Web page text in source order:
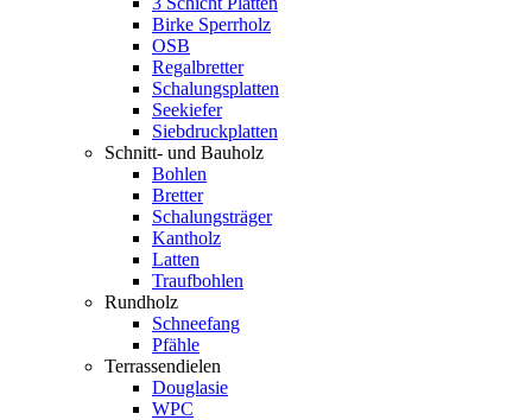
Birke Sperrholz
OSB
Regalbretter
Schalungsplatten
Seekiefer
Siebdruckplatten
Schnitt- und Bauholz
Bohlen
Bretter
Schalungsträger
Kantholz
Latten
Traufbohlen
Rundholz
Schneefang
Pfähle
Terrassendielen
Douglasie
WPC